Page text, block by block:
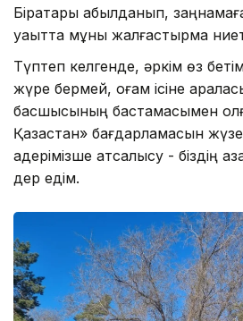
Бірқатары қабылданып,
уақытта мұны жалғастырмақ
Түптеп келгенде, әркім өз
жүре бермей, қоғам ісіне
басшысының бастамасымен
Қазақстан» бағдарламасын
қадерімізше атсалысу - біздің
дер едім.